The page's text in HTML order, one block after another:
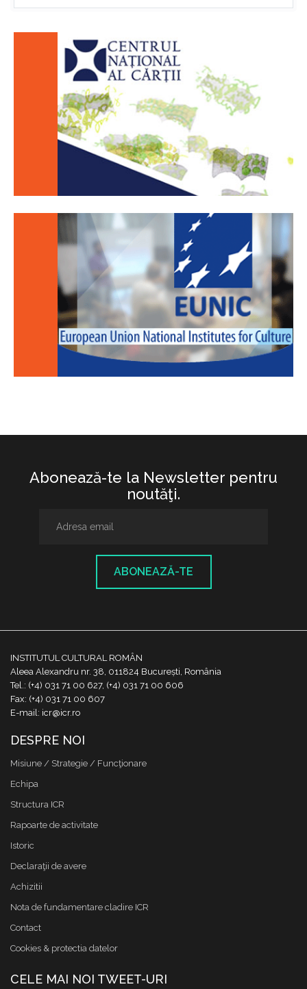
Abonează-te la Newsletter pentru
noutăţi.
ABONEAZĂ-TE
INSTITUTUL CULTURAL ROMÂN
Aleea Alexandru nr. 38, 011824 București, România
Tel.: (+4) 031 71 00 627, (+4) 031 71 00 606
Fax: (+4) 031 71 00 607
E-mail: icr@icr.ro
DESPRE NOI
Misiune / Strategie / Funcţionare
Echipa
Structura ICR
Rapoarte de activitate
Istoric
Declaraţii de avere
Achizitii
Nota de fundamentare cladire ICR
Contact
Cookies & protectia datelor
CELE MAI NOI TWEET-URI